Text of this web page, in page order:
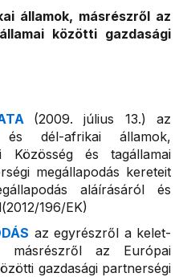
államok, másrészről az
közötti gazdasági
(2009. július 13.) az
dél-afrikai államok,
Közösség és tagállamai
megállapodás kereteit
aláírásáról és
196/EK)
az egyrészről a kelet-
másrészről az Európai
gazdasági partnerségi